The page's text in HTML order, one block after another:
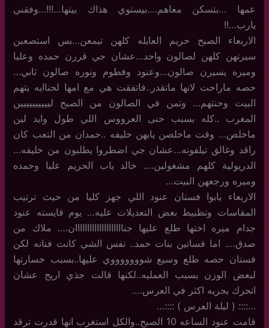
عمها …بتسكن معاهم….بيستوي هذاك بيتها…!!!…وفقني
يارب…!!
الاربعاء الصبح حريم العايله كلهن تيمعن…بس استصعبن
سيرتهن كلهن لصالون واحد…عشان جي قررن حمده وعليا
وميره يسيرن صالون…وعنود وفطوم ونوره صالون ثاني…
حصه ماراحت لانها ماتقدر..فاتفقت هي مع امها لحناايه يتهم
البيت وحنتهم… وتمن في الصالون من الصبح ليييييييييين
المغرب ..كله بسبب حنى العرووس اللي طول وايد لين
ماخلص… وقت ماخلصن يابهن خليفه ..حمدان من التعب كان
راقد وغالق تيلفونه…عشان جي اضطروا يطلبون من خليفه…
الدريولية كلهم مشغولين…. خالد ياب الحريم عليا وحمده
وميره ورجعهن البيت…
الاربعاء يابوا فستان عنود اللي جهز كليا من حيث ترتيب
المقاسات وتظبيط بعض التعديلات عليه… يوم قايسته عنود
جدام ميره اختها طلع عليها جناااااااااااااااااااان…. ملاك من
صدق…. اما فساتين بنات حمد.. نفس الشي كانت فنانه لكن
فستان حصه طلع وسيع شوووووووي عليها..بسبب خسارتها
لبعض الوزن بسبب العمليه..لكنها قالت جذي اريح عشان
اتحرك بحريه اكثر في العرس….
…:::: ( ليلة العرس ) ::::…
قامت عنود الساعه 10 الصبح..والكل استغرب انها قدرت ترقد